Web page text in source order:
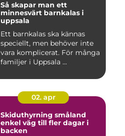
Så skapar man ett
minnesvärt barnkalas i
uppsala
Ett barnkalas ska kännas
speciellt, men behöver inte
vara komplicerat. För många
familjer i Uppsala ...
02. apr
Skiduthyrning småland
enkel väg till fler dagar i
backen